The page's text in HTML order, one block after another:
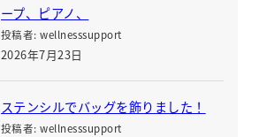
ープ、ピアノ、
投稿者: wellnesssupport
2026年7月23日
ステンシルでバッグを飾りました！
投稿者: wellnesssupport